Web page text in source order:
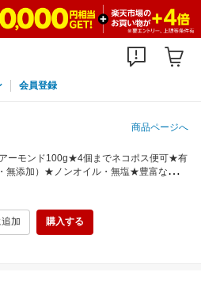
会員登録
商品ページへ
ーモンド100g★4個までネコポス便可★有
無添加）★ノンオイル・無塩★豊富なビタ
加 購入する